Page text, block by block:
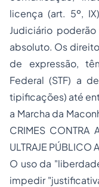
licença (art. 5º,
Judiciário
absoluto. Os
de expressão,
Federal (STF) a
tipificações) até
a Marcha da
CRIMES CONTRA
ULTRAJE PÚBLICO
O uso da
impedir